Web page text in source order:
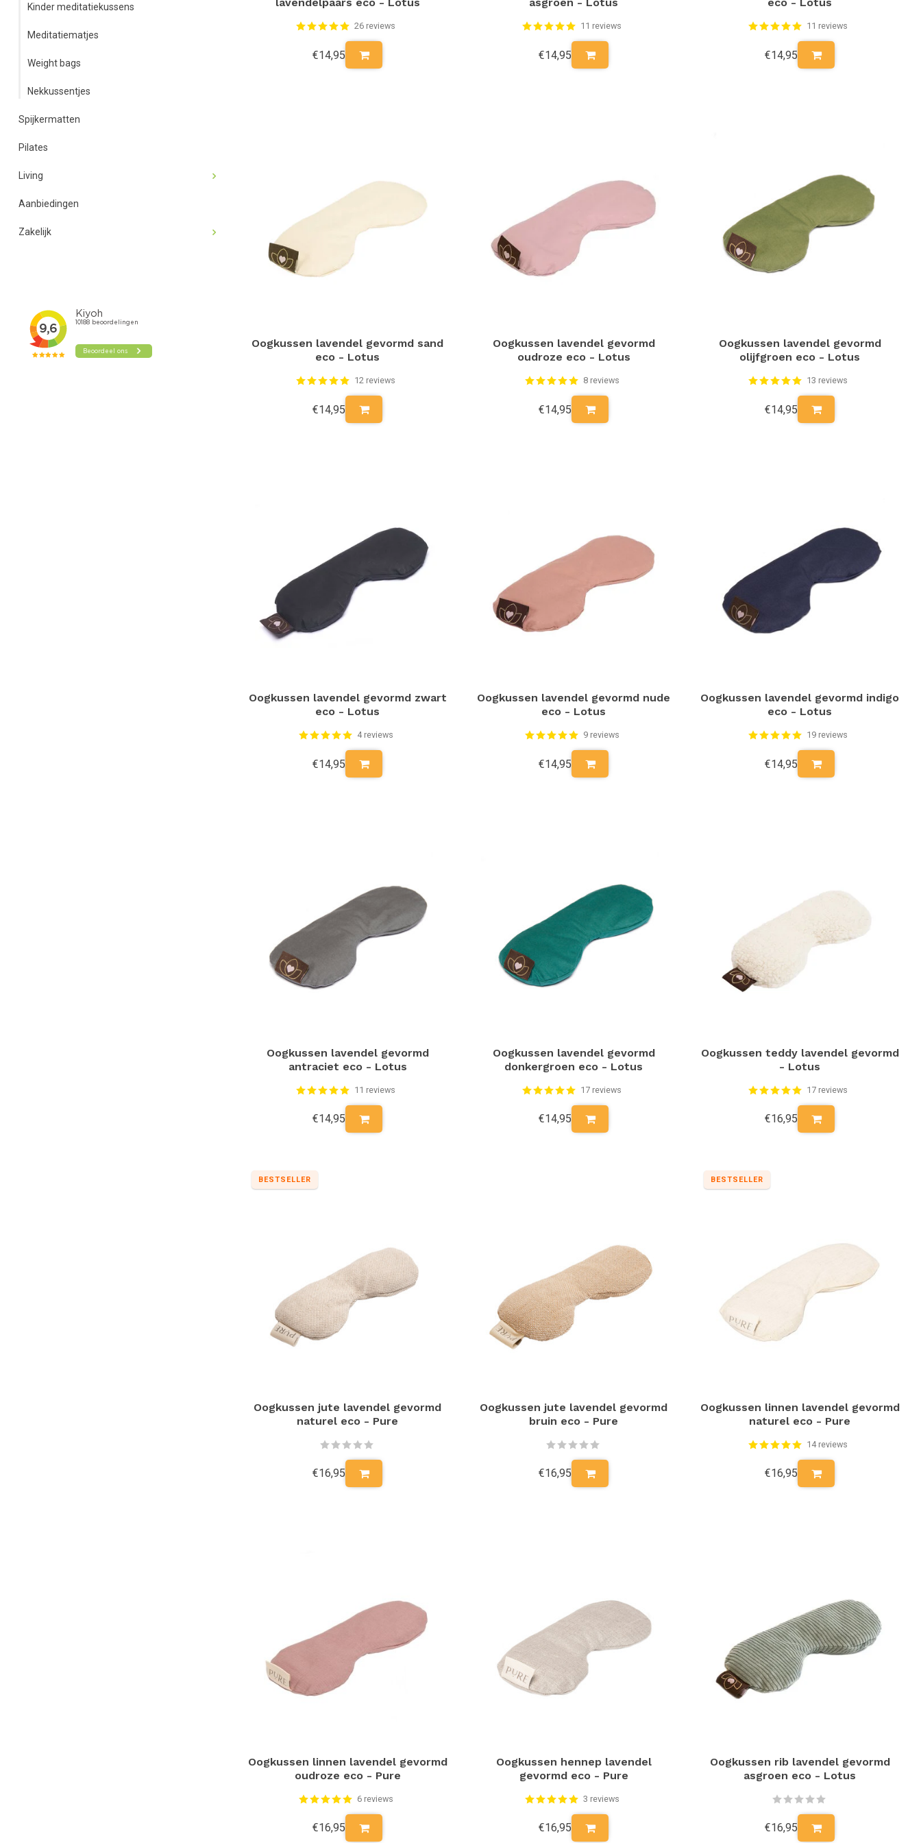
Kinder meditatiekussens
Meditatiematjes
Weight bags
Nekkussentjes
Spijkermatten
Pilates
Living
Aanbiedingen
Zakelijk
26 reviews
€14,95
11 reviews
€14,95
11 reviews
€14,95
Oogkussen lavendel gevormd sand
eco - Lotus
12 reviews
€14,95
Oogkussen lavendel gevormd
oudroze eco - Lotus
8 reviews
€14,95
Oogkussen lavendel gevormd
olijfgroen eco - Lotus
13 reviews
€14,95
Oogkussen lavendel gevormd zwart
eco - Lotus
4 reviews
€14,95
Oogkussen lavendel gevormd nude
eco - Lotus
9 reviews
€14,95
Oogkussen lavendel gevormd indigo
eco - Lotus
19 reviews
€14,95
Oogkussen lavendel gevormd
antraciet eco - Lotus
11 reviews
€14,95
Oogkussen lavendel gevormd
donkergroen eco - Lotus
17 reviews
€14,95
Oogkussen teddy lavendel gevormd
- Lotus
17 reviews
€16,95
BESTSELLER
Oogkussen jute lavendel gevormd
naturel eco - Pure
€16,95
Oogkussen jute lavendel gevormd
bruin eco - Pure
€16,95
BESTSELLER
Oogkussen linnen lavendel gevormd
naturel eco - Pure
14 reviews
€16,95
Oogkussen linnen lavendel gevormd
oudroze eco - Pure
6 reviews
€16,95
Oogkussen hennep lavendel
gevormd eco - Pure
3 reviews
€16,95
Oogkussen rib lavendel gevormd
asgroen eco - Lotus
€16,95